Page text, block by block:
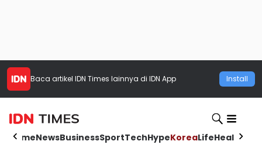
Baca artikel IDN Times lainnya di IDN App Install
HomeNewsBusinessSportTechHypeKoreaLifeHealth